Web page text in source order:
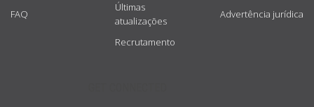
FAQ
Últimas
atualizações
Recrutamento
Advertência jurídica